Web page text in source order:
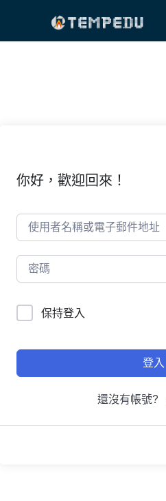
你好，歡迎回來！
保持登入
登入
還沒有帳號?